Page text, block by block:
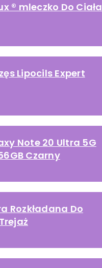
® mleczko Do Ciała
Lipocils Expert
Note 20 Ultra 5G
Czarny
Rozkładana Do